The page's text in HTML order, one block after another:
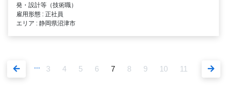
発・設計等（技術職）
雇用形態 : 正社員
エリア : 静岡県沼津市
... 3 4 5 6 7 8 9 10 11